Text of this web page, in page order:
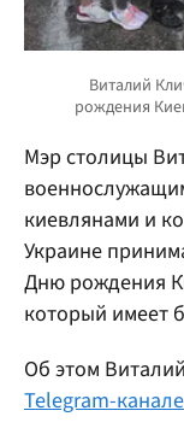
Мэр столицы
киевлянами и
Украине
Дню рождения
который имеет
Об этом
Telegram-канале